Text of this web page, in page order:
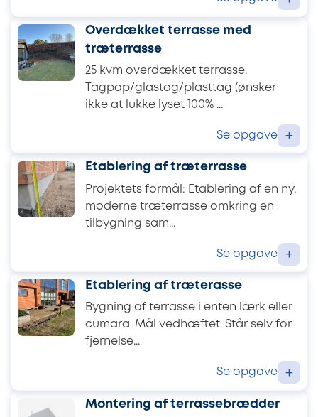
Overdækket terrasse med
træterrasse
25 kvm overdækket terrasse.
Tagpap/glastag/plasttag (ønsker
ikke at lukke lyset 100% ...
Se opgave +
Etablering af træterrasse
Projektets formål: Etablering af en ny,
moderne træterrasse omkring en
tilbygning sam...
Se opgave +
Etablering af træterasse
Bygning af terrasse i enten lærk eller
cumara. Mål vedhæftet. Står selv for
fjernelse...
Se opgave +
Montering af terrassebrædder